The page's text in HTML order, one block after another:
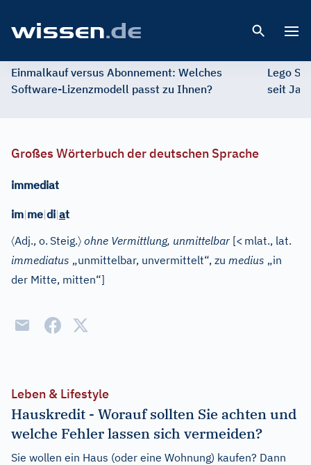
Einmalkauf versus Abonnement: Welches
Software-Lizenzmodell passt zu Ihnen?
Lego
seit
Großes Wörterbuch der deutschen Sprache
immediat
im|me|di|at
〈Adj., o. Steig.〉 ohne Vermittlung, unmittelbar [< mlat., lat.
immediatus „unmittelbar, unvermittelt“, zu medius „in
der Mitte, mitten“]
Leben & Lifestyle
Hauskredit - Worauf sollten Sie achten und
welche Fehler lassen sich vermeiden?
Sie wollen ein Haus (oder eine Wohnung) kaufen? Dann